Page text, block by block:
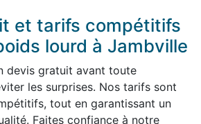
et tarifs compétitifs
lourd à Jambville
devis gratuit avant toute
les surprises. Nos tarifs sont
tout en garantissant un
Faites confiance à notre